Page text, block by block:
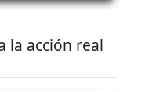
la acción real